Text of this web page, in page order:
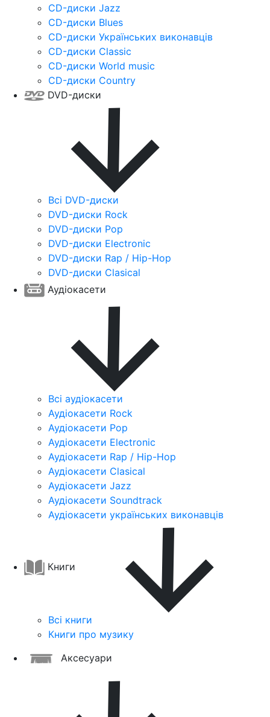
CD-диски Jazz
CD-диски Blues
CD-диски Українських виконавців
CD-диски Classic
CD-диски World music
CD-диски Country
DVD-диски
Всі DVD-диски
DVD-диски Rock
DVD-диски Pop
DVD-диски Electronic
DVD-диски Rap / Hip-Hop
DVD-диски Clasical
Аудіокасети
Всі аудіокасети
Аудіокасети Rock
Аудіокасети Pop
Аудіокасети Electronic
Аудіокасети Rap / Hip-Hop
Аудіокасети Clasical
Аудіокасети Jazz
Аудіокасети Soundtrack
Аудіокасети українських виконавців
Книги
Всі книги
Книги про музику
Аксесуари